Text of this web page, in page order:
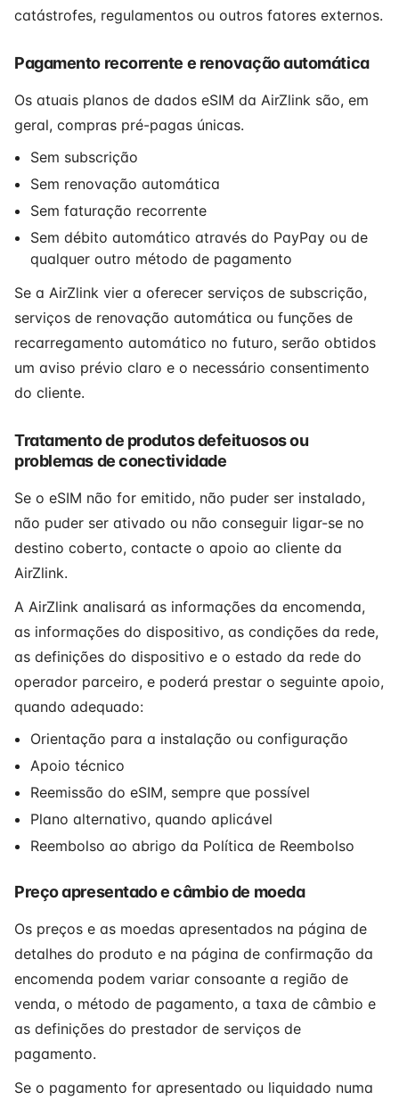
catástrofes, regulamentos ou outros fatores externos.
Pagamento recorrente e renovação automática
Os atuais planos de dados eSIM da AirZlink são, em
geral, compras pré-pagas únicas.
Sem subscrição
Sem renovação automática
Sem faturação recorrente
Sem débito automático através do PayPay ou de
qualquer outro método de pagamento
Se a AirZlink vier a oferecer serviços de subscrição,
serviços de renovação automática ou funções de
recarregamento automático no futuro, serão obtidos
um aviso prévio claro e o necessário consentimento
do cliente.
Tratamento de produtos defeituosos ou
problemas de conectividade
Se o eSIM não for emitido, não puder ser instalado,
não puder ser ativado ou não conseguir ligar-se no
destino coberto, contacte o apoio ao cliente da
AirZlink.
A AirZlink analisará as informações da encomenda,
as informações do dispositivo, as condições da rede,
as definições do dispositivo e o estado da rede do
operador parceiro, e poderá prestar o seguinte apoio,
quando adequado:
Orientação para a instalação ou configuração
Apoio técnico
Reemissão do eSIM, sempre que possível
Plano alternativo, quando aplicável
Reembolso ao abrigo da Política de Reembolso
Preço apresentado e câmbio de moeda
Os preços e as moedas apresentados na página de
detalhes do produto e na página de confirmação da
encomenda podem variar consoante a região de
venda, o método de pagamento, a taxa de câmbio e
as definições do prestador de serviços de
pagamento.
Se o pagamento for apresentado ou liquidado numa